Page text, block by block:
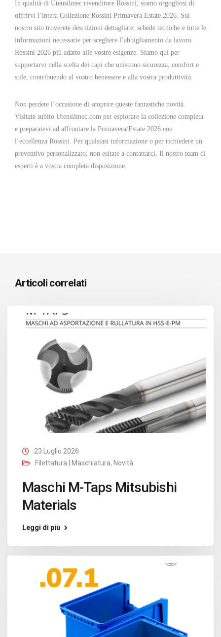
In qualità di Utensilmec rivenditore Rossini, siamo orgogliosi di
offrirvi l’intera Collezione Rossini Primavera Estate 2026. Sul
nostro sito troverete descrizioni dettagliate, schede tecniche e tutte le
informazioni necessarie per scegliere l’abbigliamento da lavoro
Rossini 2026 più adatto alle vostre esigenze. Siamo qui per
supportarvi nella scelta dei capi che uniscono sicurezza, comfort e
stile, contribuendo al vostro benessere e alla vostra produttività.
Non perdete l’occasione di scoprire queste fantastiche novità.
Visitate subito Utensilmec.com per esplorare la collezione completa
e preparatevi ad affrontare la Primavera/Estate 2026 con
l’eccellenza Rossini. Per qualsiasi informazione o per richiedere un
preventivo personalizzato, non esitate a contattarci. Il nostro team di
esperti è a vostra completa disposizione.
Articoli correlati
23 Luglio 2026
Filettatura | Maschiatura, Novità
Maschi M-Taps Mitsubishi
Materials
Leggi di più